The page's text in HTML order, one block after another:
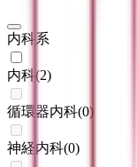
内科系
内科(2)
循環器内科(0)
神経内科(0)